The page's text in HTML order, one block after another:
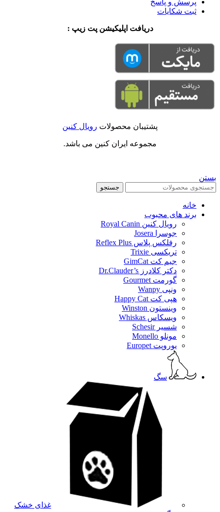
پرسش و پاسخ
ثبت شکایات
دریافت اپلیکیشن پت زیپ :
پشتیبان محصولات رویال کنین
مجموعه ایران کنین می باشد.
بستن
جستجو
خانه
برند های محبوب
رویال کنین Royal Canin
جوسرا Josera
رفلکس پلاس Reflex Plus
تریکسی Trixie
جیم کت GimCat
دکتر کلادرز Dr.Clauder’s
گورمت Gourmet
ونپی Wanpy
هپی کت Happy Cat
وینستون Winston
ویسکاس Whiskas
شسیر Schesir
مونلو Monello
یوروپت Europet
سگ
غذای خشک